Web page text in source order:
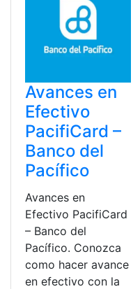
Avances en
Efectivo
PacifiCard –
Banco del
Pacífico
Avances en
Efectivo PacifiCard
– Banco del
Pacífico. Conozca
como hacer avance
en efectivo con la